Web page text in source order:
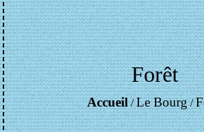
Forêt
Accueil/Le Bourg/